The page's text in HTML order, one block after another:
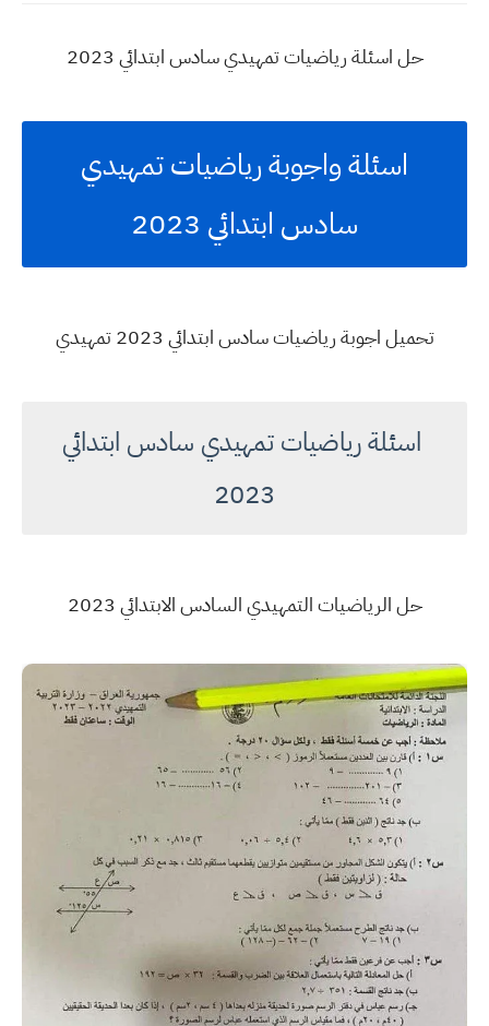
حل اسئلة رياضيات تمهيدي سادس ابتدائي 2023
اسئلة واجوبة رياضيات تمهيدي
سادس ابتدائي 2023
تحميل اجوبة رياضيات سادس ابتدائي 2023 تمهيدي
اسئلة رياضيات تمهيدي سادس ابتدائي
2023
حل الرياضيات التمهيدي السادس الابتدائي 2023